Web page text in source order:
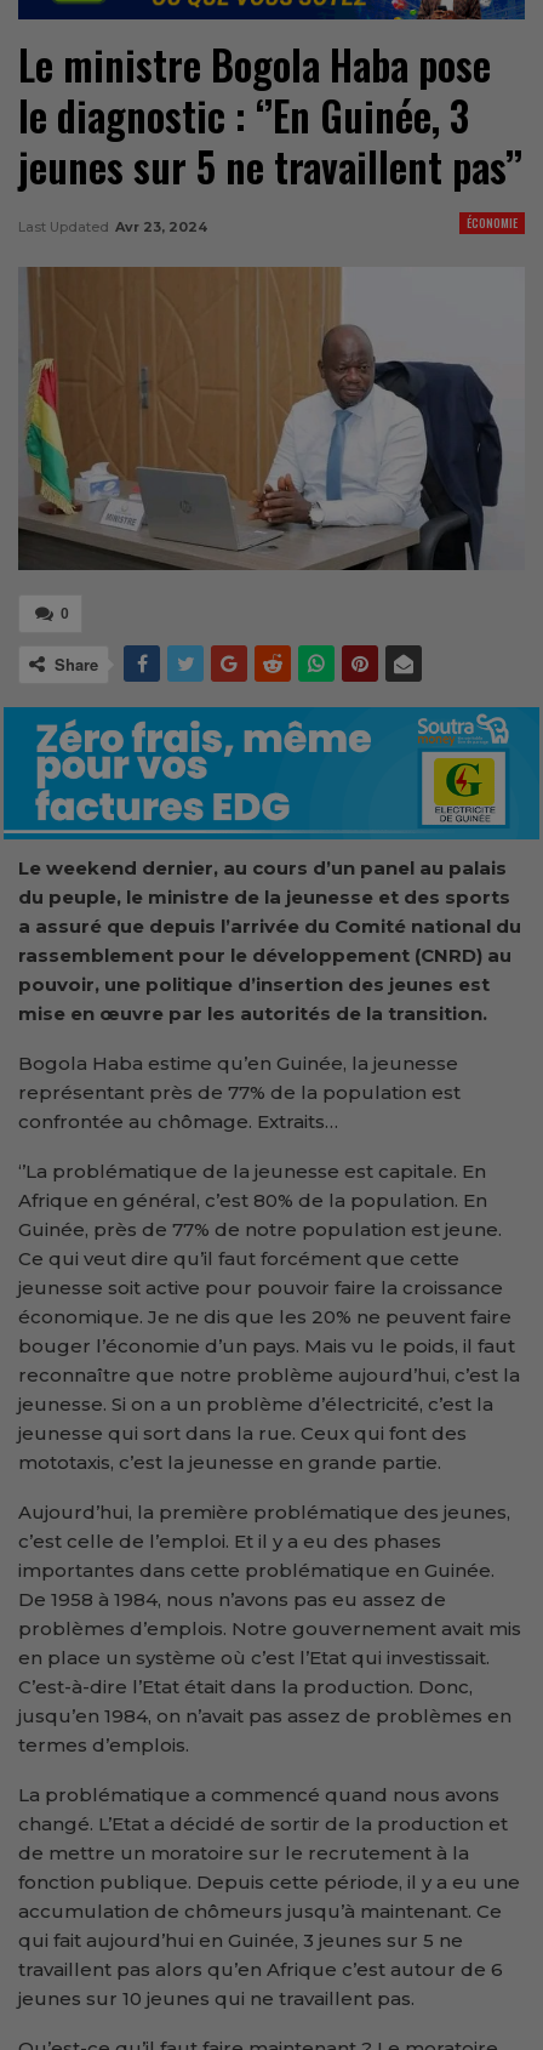
Le ministre Bogola Haba pose
le diagnostic : ‘’En Guinée, 3
jeunes sur 5 ne travaillent pas’’
ÉCONOMIE
Last Updated Avr 23, 2024
0
Share
Le weekend dernier, au cours d’un panel au palais
du peuple, le ministre de la jeunesse et des sports
a assuré que depuis l’arrivée du Comité national du
rassemblement pour le développement (CNRD) au
pouvoir, une politique d’insertion des jeunes est
mise en œuvre par les autorités de la transition.
Bogola Haba estime qu’en Guinée, la jeunesse
représentant près de 77% de la population est
confrontée au chômage. Extraits…
‘’La problématique de la jeunesse est capitale. En
Afrique en général, c’est 80% de la population. En
Guinée, près de 77% de notre population est jeune.
Ce qui veut dire qu’il faut forcément que cette
jeunesse soit active pour pouvoir faire la croissance
économique. Je ne dis que les 20% ne peuvent faire
bouger l’économie d’un pays. Mais vu le poids, il faut
reconnaître que notre problème aujourd’hui, c’est la
jeunesse. Si on a un problème d’électricité, c’est la
jeunesse qui sort dans la rue. Ceux qui font des
mototaxis, c’est la jeunesse en grande partie.
Aujourd’hui, la première problématique des jeunes,
c’est celle de l’emploi. Et il y a eu des phases
importantes dans cette problématique en Guinée.
De 1958 à 1984, nous n’avons pas eu assez de
problèmes d’emplois. Notre gouvernement avait mis
en place un système où c’est l’Etat qui investissait.
C’est-à-dire l’Etat était dans la production. Donc,
jusqu’en 1984, on n’avait pas assez de problèmes en
termes d’emplois.
La problématique a commencé quand nous avons
changé. L’Etat a décidé de sortir de la production et
de mettre un moratoire sur le recrutement à la
fonction publique. Depuis cette période, il y a eu une
accumulation de chômeurs jusqu’à maintenant. Ce
qui fait aujourd’hui en Guinée, 3 jeunes sur 5 ne
travaillent pas alors qu’en Afrique c’est autour de 6
jeunes sur 10 jeunes qui ne travaillent pas.